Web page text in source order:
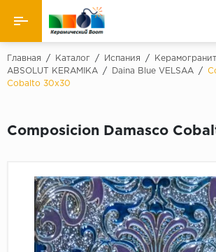
Назад
Производители
Мозаики
Искусственный камень
Клинкер
Главная / Каталог / Испания / Керамогранит
ABSOLUT KERAMIKA
/ Daina Blue VELSAA /
Cobalto 30x30
Composicion Damasco